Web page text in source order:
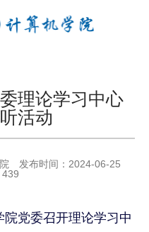
理论学习中心
活动
发布时间： 2024-06-25
439
院党委召开理论学习中